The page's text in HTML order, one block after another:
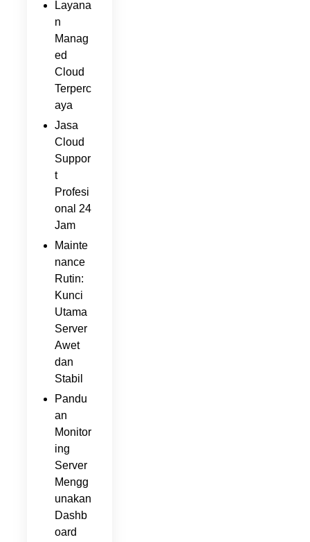
Layana
n
Manag
ed
Cloud
Terperc
aya
Jasa
Cloud
Suppor
t
Profesi
onal 24
Jam
Mainte
nance
Rutin:
Kunci
Utama
Server
Awet
dan
Stabil
Pandu
an
Monitor
ing
Server
Mengg
unakan
Dashb
oard